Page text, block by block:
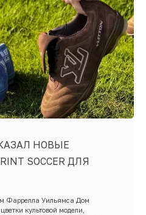
НОВЫЕ
SOCCER ДЛЯ
Фаррелла Уильямса Дом
культовой модели,